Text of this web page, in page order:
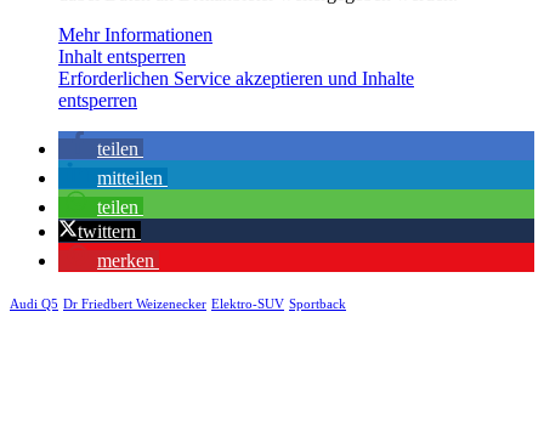
Mehr Informationen
Inhalt entsperren
Erforderlichen Service akzeptieren und Inhalte
entsperren
teilen
mitteilen
teilen
twittern
merken
Audi Q5 Dr Friedbert Weizenecker Elektro-SUV Sportback